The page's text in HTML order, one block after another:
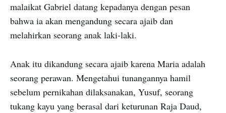
malaikat Gabriel datang kepadanya dengan pesan
bahwa ia akan mengandung secara ajaib dan
melahirkan seorang anak laki-laki.
Anak itu dikandung secara ajaib karena Maria adalah
seorang perawan. Mengetahui tunangannya hamil
sebelum pernikahan dilaksanakan, Yusuf, seorang
tukang kayu yang berasal dari keturunan Raja Daud,